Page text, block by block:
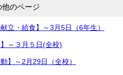
のページ
立・給食】～3月5日（6年生）
】～３月５日(全校)
】～2月29日（全校）